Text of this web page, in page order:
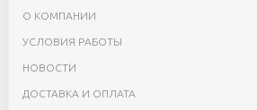
О КОМПАНИИ
УСЛОВИЯ РАБОТЫ
НОВОСТИ
ДОСТАВКА И ОПЛАТА